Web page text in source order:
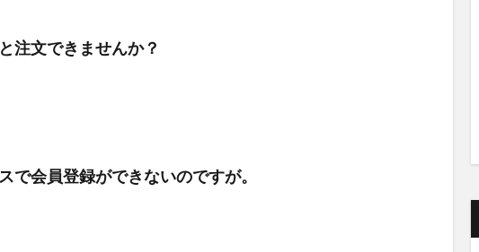
注文できませんか？
で会員登録ができないのですが。